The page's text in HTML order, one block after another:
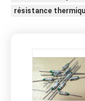
résistance